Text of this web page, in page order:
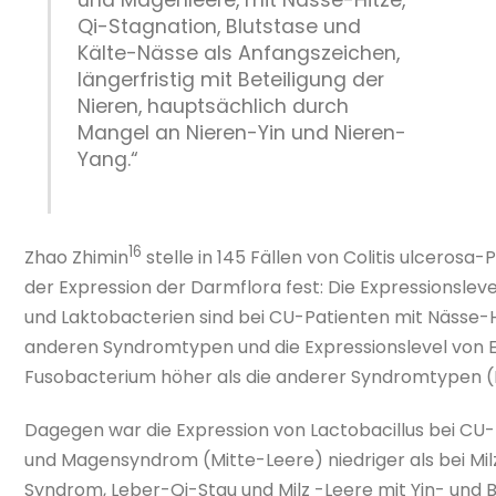
Qi-Stagnation, Blutstase und
Kälte-Nässe als Anfangszeichen,
längerfristig mit Beteiligung der
Nieren, hauptsächlich durch
Mangel an Nieren-Yin und Nieren-
Yang.“
Zhao Zhimin16 stelle in 145 Fällen von Colitis
der Expression der Darmflora fest: Die
und Laktobacterien sind bei CU-Patienten mit
anderen Syndromtypen und die Expressionslevel
Fusobacterium höher als die anderer Syndromtypen
Dagegen war die Expression von Lactobacillus bei
und Magensyndrom (Mitte-Leere) niedriger als bei
Syndrom, Leber-Qi-Stau und Milz -Leere mit Yin- und